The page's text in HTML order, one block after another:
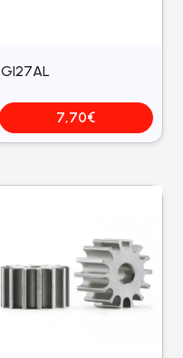
GI27AL
7,70€